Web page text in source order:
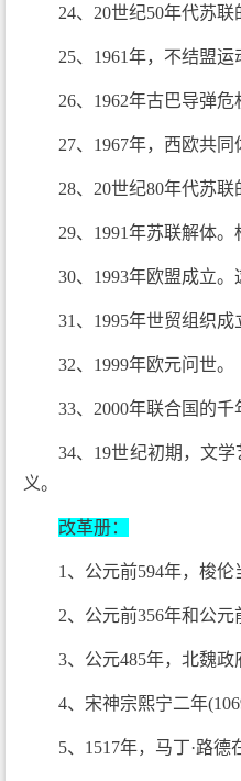
24、20世纪50年代苏联
25、1961年，不结盟
26、1962年古巴导弹危
27、1967年，西欧共同
28、20世纪80年代苏联
29、1991年苏联解体。
30、1993年欧盟成立
31、1995年世贸组织成
32、1999年欧元问世。
33、2000年联合国的
34、19世纪初期，文
义。
改革册：
1、公元前594年，梭伦
2、公元前356年和公
3、公元485年，北魏政
4、宋神宗熙宁二年
5、1517年，马丁·路